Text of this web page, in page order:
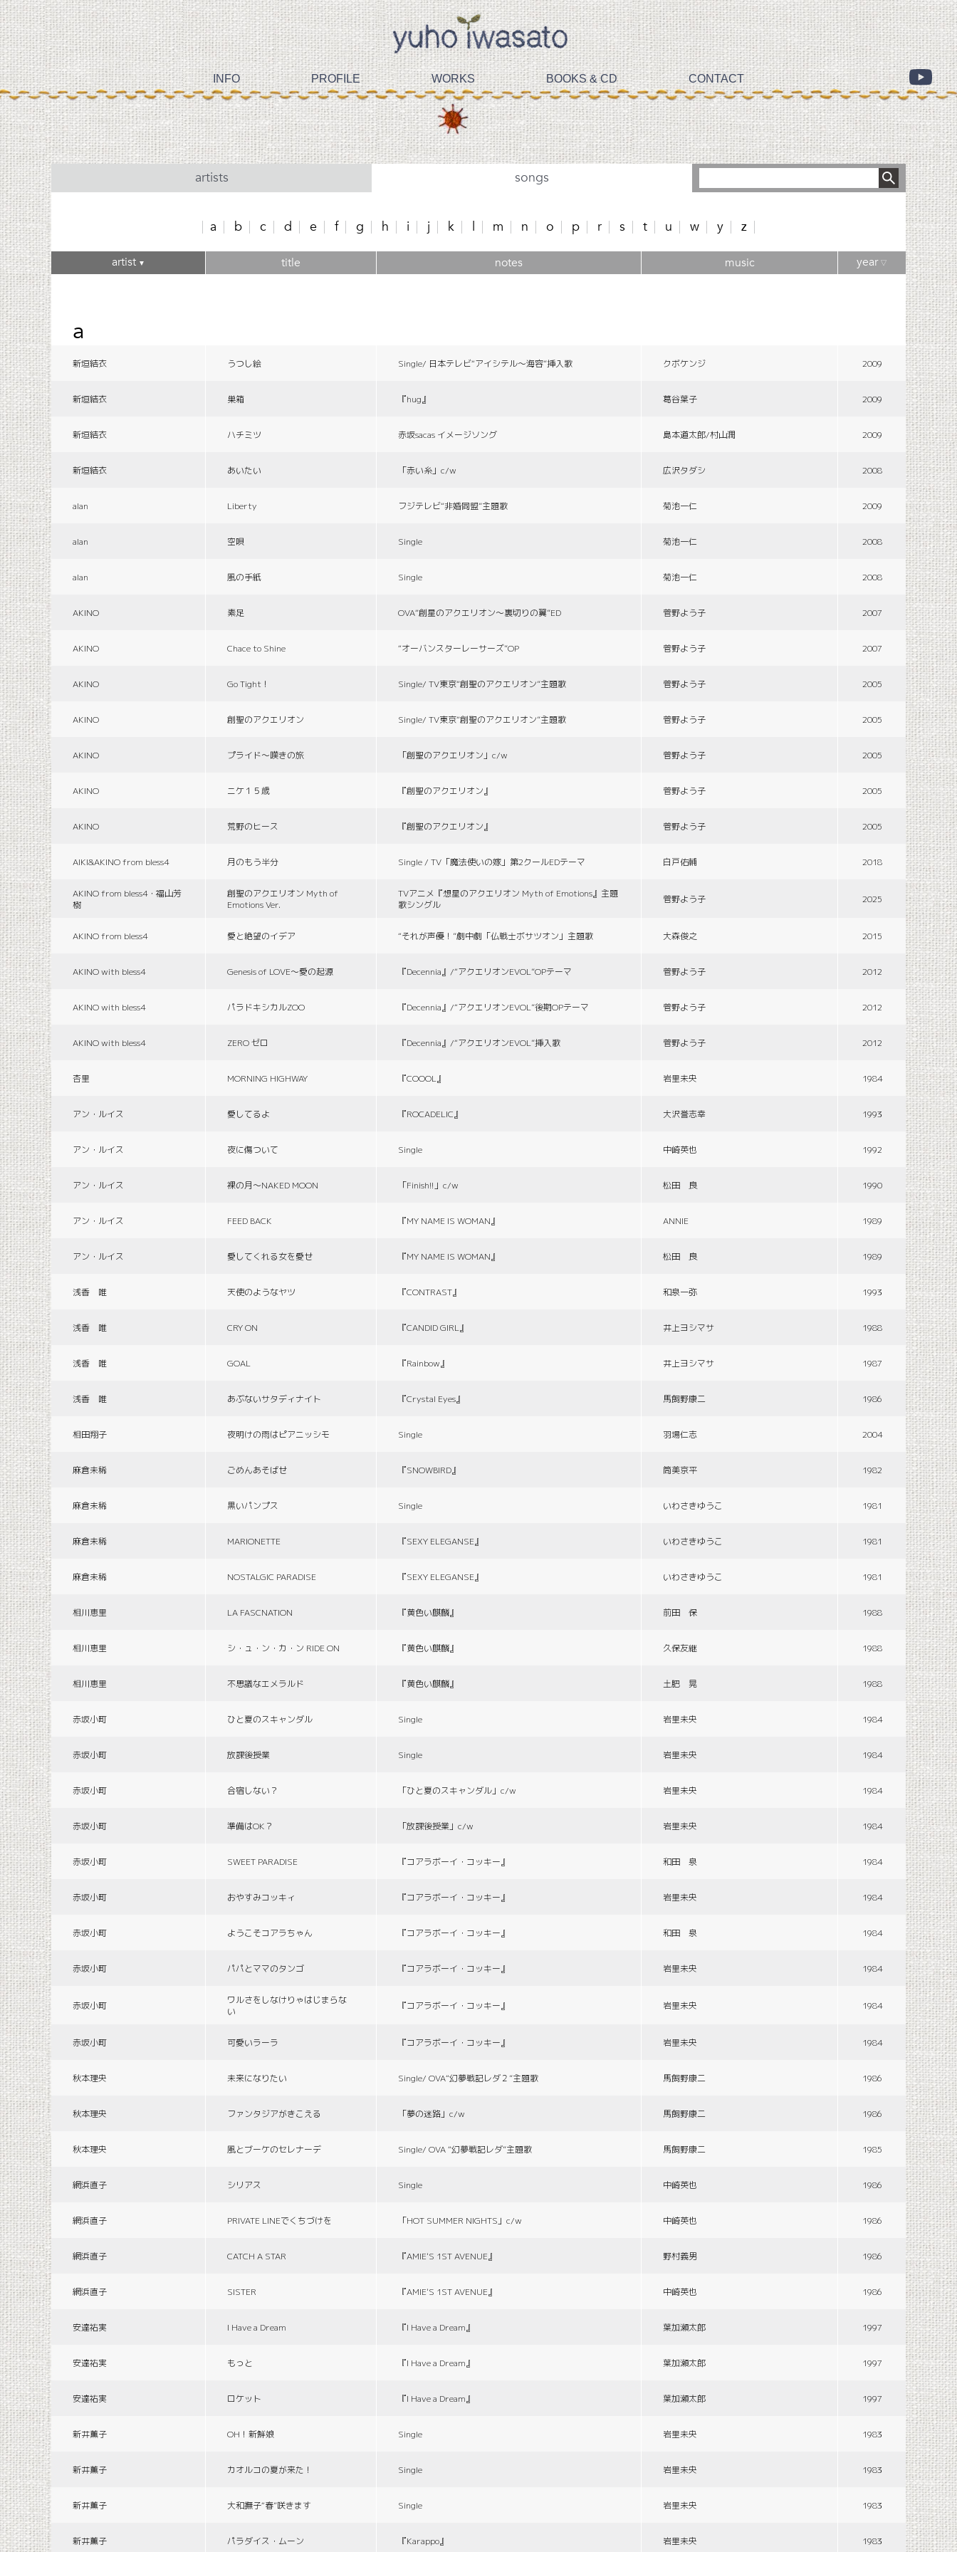
INFO PROFILE WORKS BOOKS & CD CONTACT
artists songs
a b c d e f g h i j k l m n o p r s t u w y z
artist▼ title notes music year▽
a
新垣結衣 うつし絵 Single/ 日本テレビ“アイシテル〜海容”挿入歌 クボケンジ 2009
新垣結衣 巣箱 『hug』 葛谷葉子 2009
新垣結衣 ハチミツ 赤坂sacas イメージソング 島本道太郎/村山潤 2009
新垣結衣 あいたい 「赤い糸」c/w 広沢タダシ 2008
alan Liberty フジテレビ“非婚同盟”主題歌 菊池一仁 2009
alan 空唄 Single 菊池一仁 2008
alan 風の手紙 Single 菊池一仁 2008
AKINO 素足 OVA“創星のアクエリオン〜裏切りの翼”ED 菅野よう子 2007
AKINO Chace to Shine “オーバンスターレーサーズ”OP 菅野よう子 2007
AKINO Go Tight！ Single/ TV東京“創聖のアクエリオン”主題歌 菅野よう子 2005
AKINO 創聖のアクエリオン Single/ TV東京“創聖のアクエリオン”主題歌 菅野よう子 2005
AKINO プライド〜嘆きの旅 「創聖のアクエリオン」c/w 菅野よう子 2005
AKINO ニケ１５歳 『創聖のアクエリオン』 菅野よう子 2005
AKINO 荒野のヒース 『創聖のアクエリオン』 菅野よう子 2005
AIKI&AKINO from bless4 月のもう半分 Single / TV「魔法使いの嫁」第2クールEDテーマ 白戸佑輔 2018
AKINO from bless4・福山芳
樹
創聖のアクエリオン Myth of
Emotions Ver.
TVアニメ『想星のアクエリオン Myth of Emotions』主題
歌シングル
菅野よう子 2025
AKINO from bless4 愛と絶望のイデア “それが声優！”劇中劇「仏戦士ボサツオン」主題歌 大森俊之 2015
AKINO with bless4 Genesis of LOVE〜愛の起源 『Decennia』/“アクエリオンEVOL”OPテーマ 菅野よう子 2012
AKINO with bless4 パラドキシカルZOO 『Decennia』/“アクエリオンEVOL”後期OPテーマ 菅野よう子 2012
AKINO with bless4 ZERO ゼロ 『Decennia』/“アクエリオンEVOL”挿入歌 菅野よう子 2012
杏里 MORNING HIGHWAY 『COOOL』 岩里未央 1984
アン・ルイス 愛してるよ 『ROCADELIC』 大沢誉志幸 1993
アン・ルイス 夜に傷ついて Single 中崎英也 1992
アン・ルイス 裸の月〜NAKED MOON 「Finish!!」c/w 松田 良 1990
アン・ルイス FEED BACK 『MY NAME IS WOMAN』 ANNIE 1989
アン・ルイス 愛してくれる女を愛せ 『MY NAME IS WOMAN』 松田 良 1989
浅香 唯 天使のようなヤツ 『CONTRAST』 和泉一弥 1993
浅香 唯 CRY ON 『CANDID GIRL』 井上ヨシマサ 1988
浅香 唯 GOAL 『Rainbow』 井上ヨシマサ 1987
浅香 唯 あぶないサタディナイト 『Crystal Eyes』 馬飼野康二 1986
相田翔子 夜明けの雨はピアニッシモ Single 羽場仁志 2004
麻倉未稀 ごめんあそばせ 『SNOWBIRD』 筒美京平 1982
麻倉未稀 黒いパンプス Single いわさきゆうこ 1981
麻倉未稀 MARIONETTE 『SEXY ELEGANSE』 いわさきゆうこ 1981
麻倉未稀 NOSTALGIC PARADISE 『SEXY ELEGANSE』 いわさきゆうこ 1981
相川恵里 LA FASCNATION 『黄色い麒麟』 前田 保 1988
相川恵里 シ・ュ・ン・カ・ン RIDE ON 『黄色い麒麟』 久保友継 1988
相川恵里 不思議なエメラルド 『黄色い麒麟』 土肥 晃 1988
赤坂小町 ひと夏のスキャンダル Single 岩里未央 1984
赤坂小町 放課後授業 Single 岩里未央 1984
赤坂小町 合宿しない？ 「ひと夏のスキャンダル」c/w 岩里未央 1984
赤坂小町 準備はOK？ 「放課後授業」c/w 岩里未央 1984
赤坂小町 SWEET PARADISE 『コアラボーイ・コッキー』 和田 泉 1984
赤坂小町 おやすみコッキィ 『コアラボーイ・コッキー』 岩里未央 1984
赤坂小町 ようこそコアラちゃん 『コアラボーイ・コッキー』 和田 泉 1984
赤坂小町 パパとママのタンゴ 『コアラボーイ・コッキー』 岩里未央 1984
赤坂小町
ワルさをしなけりゃはじまらな
い
『コアラボーイ・コッキー』 岩里未央 1984
赤坂小町 可愛いラーラ 『コアラボーイ・コッキー』 岩里未央 1984
秋本理央 未来になりたい Single/ OVA“幻夢戦記レダ２”主題歌 馬飼野康二 1986
秋本理央 ファンタジアがきこえる 「夢の迷路」c/w 馬飼野康二 1986
秋本理央 風とブーケのセレナーデ Single/ OVA “幻夢戦記レダ”主題歌 馬飼野康二 1985
網浜直子 シリアス Single 中崎英也 1986
網浜直子 PRIVATE LINEでくちづけを 「HOT SUMMER NIGHTS」c/w 中崎英也 1986
網浜直子 CATCH A STAR 『AMIE'S 1ST AVENUE』 野村義男 1986
網浜直子 SISTER 『AMIE'S 1ST AVENUE』 中崎英也 1986
安達祐実 I Have a Dream 『I Have a Dream』 葉加瀬太郎 1997
安達祐実 もっと 『I Have a Dream』 葉加瀬太郎 1997
安達祐実 ロケット 『I Have a Dream』 葉加瀬太郎 1997
新井薫子 OH！新鮮娘 Single 岩里未央 1983
新井薫子 カオルコの夏が来た！ Single 岩里未央 1983
新井薫子 大和撫子“春”咲きます Single 岩里未央 1983
新井薫子 パラダイス・ムーン 『Karappo』 岩里未央 1983